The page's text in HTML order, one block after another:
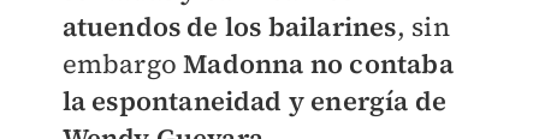
atuendos de los bailarines, sin
embargoMadonna no contaba
la espontaneidad y energía de